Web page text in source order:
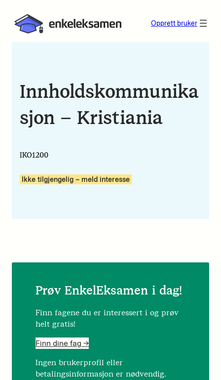
Opprett bruker
Innholdskommunika
sjon – Kristiania
IKO1200
Ikke tilgjengelig – meld interesse
Prøv EnkelEksamen i dag!
Finn fagene du er interessert i og prøv
helt gratis!
Finn dine fag ->
Ingen brukerprofil eller
betalingsinformasjon er nødvendig.